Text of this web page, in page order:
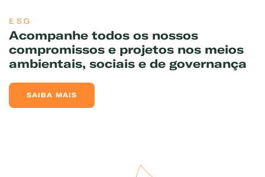
ESG
Acompanhe todos os nossos
compromissos e projetos nos meios
ambientais, sociais e de governança
SAIBA MAIS